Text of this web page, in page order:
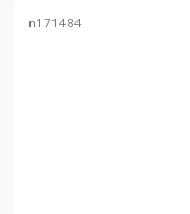
n171484